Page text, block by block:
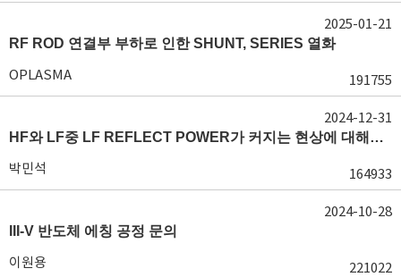
RF ROD 연결부 부하로 인한 SHUNT, SERIES 열화
OPLASMA 191755
2025-01-21
HF와 LF중 LF REFLECT POWER가 커지는 현상에 대해서 도움이 필요합니다.
박민석 164933
2024-12-31
III-V 반도체 에칭 공정 문의
이원용 221022
2024-10-28